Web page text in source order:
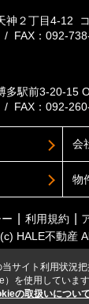
神２丁目4-12
FAX：092-
多駅前3-20-15
FAX：092-
会
物
利用規約
HALE不動産
サイト利用状況
を使用しています
の取扱いについて